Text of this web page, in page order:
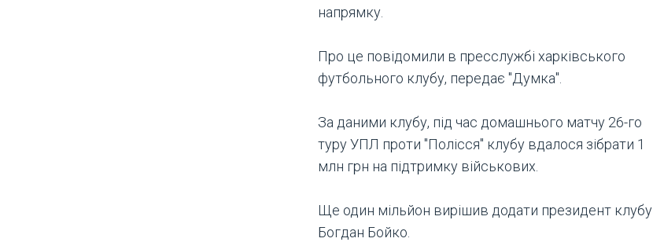
напрямку.
Про це повідомили в пресслужбі харківського
футбольного клубу, передає "Думка".
За даними клубу, під час домашнього матчу 26-го
туру УПЛ проти "Полісся" клубу вдалося зібрати 1
млн грн на підтримку військових.
Ще один мільйон вирішив додати президент клубу
Богдан Бойко.